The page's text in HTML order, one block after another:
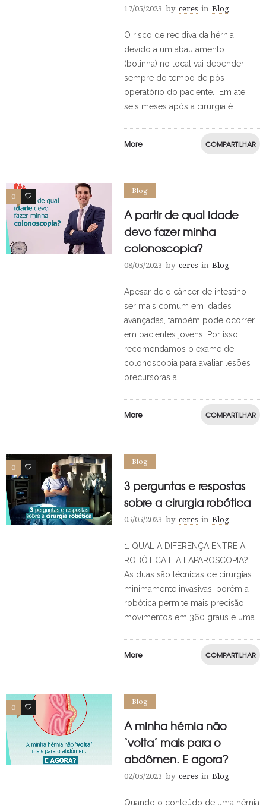
17/05/2023 by ceres in Blog
O risco de recidiva da hérnia
devido a um abaulamento
(bolinha) no local vai depender
sempre do tempo de pós-
operatório do paciente. Em até
seis meses após a cirurgia é
More COMPARTILHAR
0 0
Blog
A partir de qual idade
devo fazer minha
colonoscopia?
08/05/2023 by ceres in Blog
Apesar de o câncer de intestino
ser mais comum em idades
avançadas, também pode ocorrer
em pacientes jovens. Por isso,
recomendamos o exame de
colonoscopia para avaliar lesões
precursoras a
More COMPARTILHAR
0 0
Blog
3 perguntas e respostas
sobre a cirurgia robótica
05/05/2023 by ceres in Blog
1. QUAL A DIFERENÇA ENTRE A
ROBÓTICA E A LAPAROSCOPIA?
As duas são técnicas de cirurgias
minimamente invasivas, porém a
robótica permite mais precisão,
movimentos em 360 graus e uma
More COMPARTILHAR
0 0
Blog
A minha hérnia não
‘volta’ mais para o
abdômen. E agora?
02/05/2023 by ceres in Blog
Quando o conteúdo de uma hérnia